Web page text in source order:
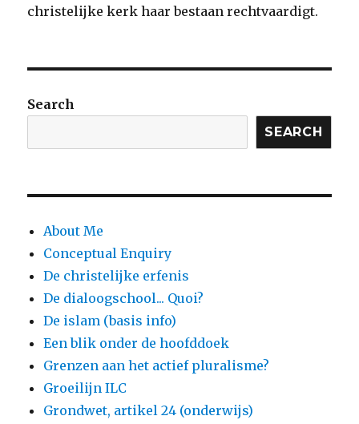
christelijke kerk haar bestaan rechtvaardigt.
Search
SEARCH
About Me
Conceptual Enquiry
De christelijke erfenis
De dialoogschool... Quoi?
De islam (basis info)
Een blik onder de hoofddoek
Grenzen aan het actief pluralisme?
Groeilijn ILC
Grondwet, artikel 24 (onderwijs)